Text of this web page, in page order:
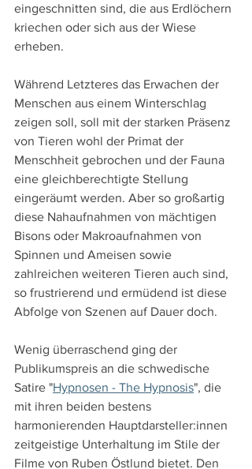
eingeschnitten sind, die aus Erdlöchern
kriechen oder sich aus der Wiese
erheben.
Während Letzteres das Erwachen der
Menschen aus einem Winterschlag
zeigen soll, soll mit der starken Präsenz
von Tieren wohl der Primat der
Menschheit gebrochen und der Fauna
eine gleichberechtigte Stellung
eingeräumt werden. Aber so großartig
diese Nahaufnahmen von mächtigen
Bisons oder Makroaufnahmen von
Spinnen und Ameisen sowie
zahlreichen weiteren Tieren auch sind,
so frustrierend und ermüdend ist diese
Abfolge von Szenen auf Dauer doch.
Wenig überraschend ging der
Publikumspreis an die schwedische
Satire "Hypnosen - The Hypnosis", die
mit ihren beiden bestens
harmonierenden Hauptdarsteller:innen
zeitgeistige Unterhaltung im Stile der
Filme von Ruben Östlund bietet. Den